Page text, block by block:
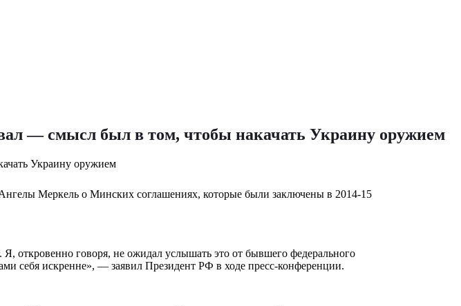
— смысл был в том, чтобы накачать Украину оружием
Меркель о Минских соглашениях, которые были заключены в 2014-15
откровенно говоря, не ожидал услышать это от бывшего федерального
себя искренне», — заявил Президент РФ в ходе пресс-конференции.